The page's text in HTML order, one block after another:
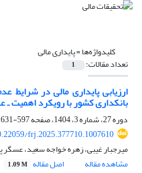
کلیدواژه‌ها =پایداری مالی
تعداد مقالات: 1
ارزیابی پایداری مالی در شرایط
بانکداری کشور با رویکرد اهمیت ـ
دوره 27، شماره 3، 1404، صفحه
597-631
frj.2025.377710.1007610
میرجبار غیبی، زهره خواجه سعید، عسگر
مشاهده مقاله
اصل مقاله 1.09 M